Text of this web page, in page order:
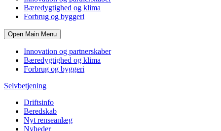
Bæredygtighed og klima
Forbrug og byggeri
Open Main Menu
Innovation og partnerskaber
Bæredygtighed og klima
Forbrug og byggeri
Selvbetjening
Driftsinfo
Beredskab
Nyt renseanlæg
Nyheder